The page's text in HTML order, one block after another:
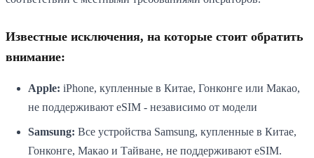
Известные исключения, на которые стоит обратить
внимание:
Apple: iPhone, купленные в Китае, Гонконге или Макао,
не поддерживают eSIM - независимо от модели
Samsung: Все устройства Samsung, купленные в Китае,
Гонконге, Макао и Тайване, не поддерживают eSIM.